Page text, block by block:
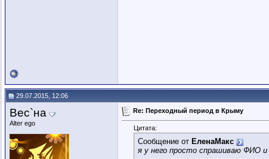
29.07.2015, 12:06
Вес`на
Alter ego
Re: Переходный период в Крыму
Цитата:
Сообщение от ЕленаМакс
я у него просто спрашиваю ФИО